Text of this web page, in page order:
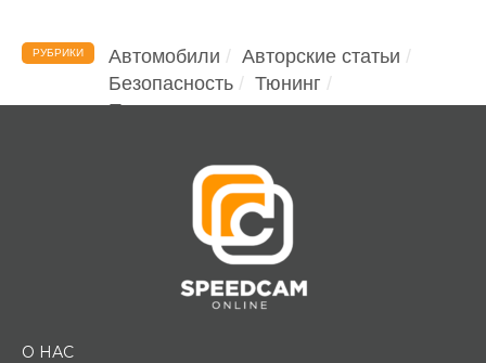
РУБРИКИ Автомобили
Авторские статьи
Безопасность
Тюнинг
Помощь водителю
О НАС